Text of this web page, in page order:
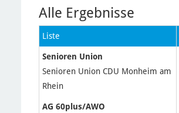
Alle Ergebnisse
Liste
Senioren Union
Senioren Union CDU Monheim am
Rhein
AG 60plus/AWO